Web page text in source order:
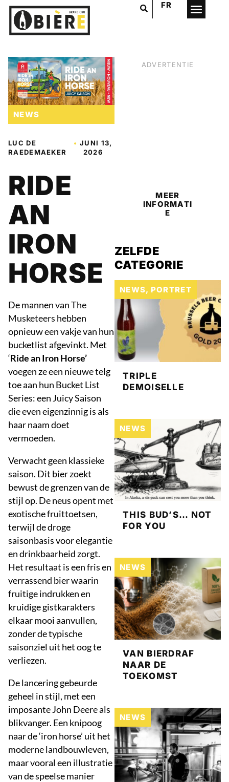
FR
NEWS
LUC DE
RAEDEMAEKER
•JUNI 13,
2026
RIDE
AN
IRON
HORSE
De mannen vanThe
Musketeers hebben
opnieuw een vakje van hun
bucketlist afgevinkt. Met
‘Ride an Iron Horse’
voegen ze een nieuwe telg
toe aan hun Bucket List
Series: een Juicy Saison
die even eigenzinnig is als
haar naam doet
vermoeden.
Verwacht geen klassieke
saison. Dit bier zoekt
bewust de grenzen van de
stijl op. De neus opent met
exotische fruittoetsen,
terwijl de droge
saisonbasis voor elegantie
en drinkbaarheid zorgt.
Het resultaat is een fris en
verrassend bier waarin
fruitige indrukken en
kruidige gistkarakters
elkaar mooi aanvullen,
zonder de typische
saisonziel uit het oog te
verliezen.
De lancering gebeurde
geheel in stijl, met een
imposante John Deere als
blikvanger. Een knipoog
naar de ‘iron horse’ uit het
moderne landbouwleven,
maar vooral een illustratie
van de speelse manier
ADVERTENTIE
MEER
INFORMATI
E
ZELFDE
CATEGORIE
NEWS, PORTRET
TRIPLE
DEMOISELLE
NEWS
THIS BUD’S… NOT
FOR YOU
NEWS
VAN BIERDRAF
NAAR DE
TOEKOMST
NEWS